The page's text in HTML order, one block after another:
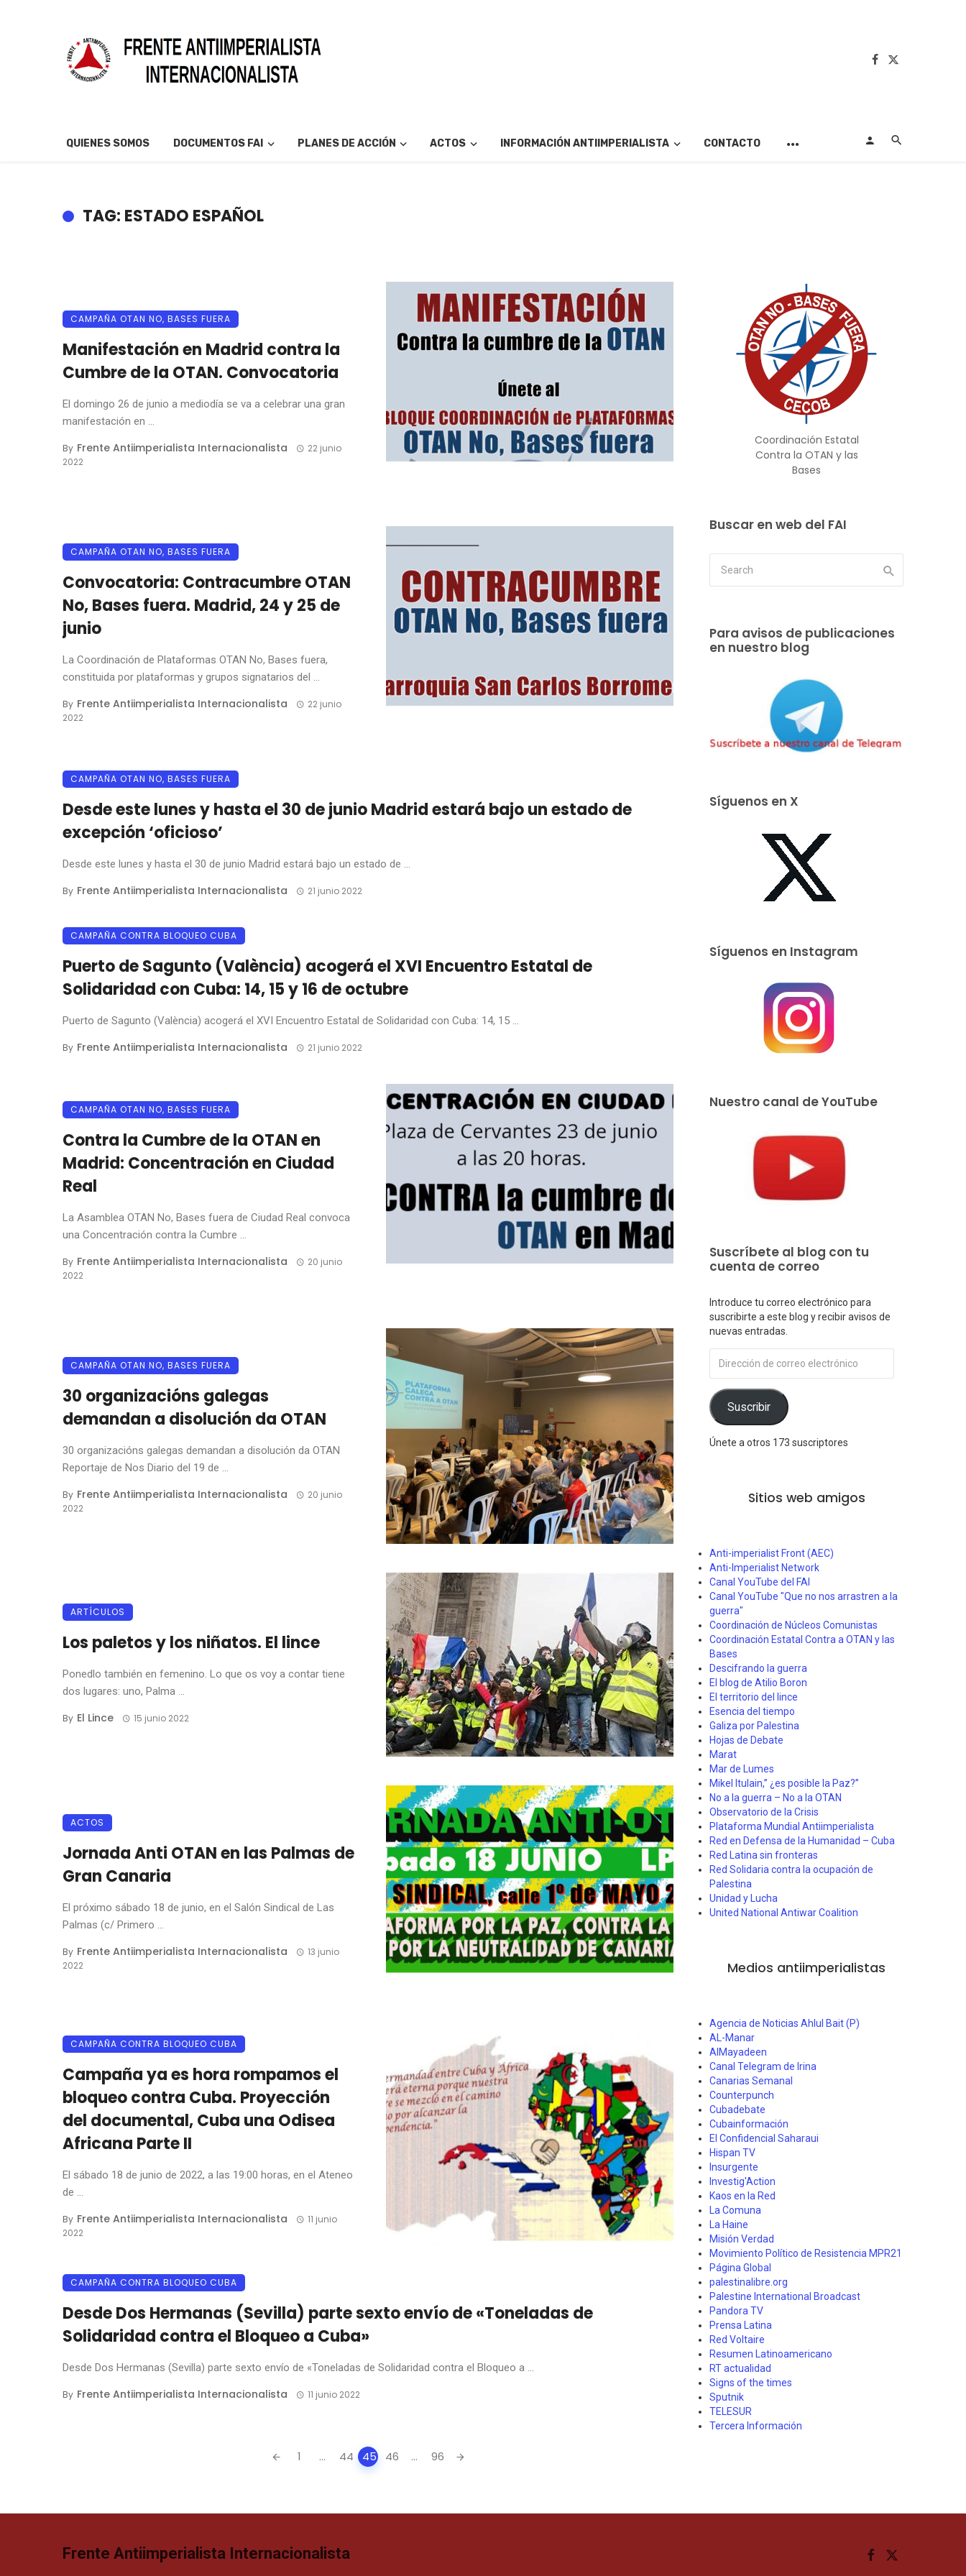
QUIENES SOMOS DOCUMENTOS FAI PLANES DE ACCIÓN ACTOS INFORMACIÓN ANTIIMPERIALISTA CONTACTO
TAG: ESTADO ESPAÑOL
CAMPAÑA OTAN NO, BASES FUERA
Manifestación en Madrid contra la
Cumbre de la OTAN. Convocatoria
El domingo 26 de junio a mediodía se va a celebrar una gran
manifestación en ...
By Frente Antiimperialista Internacionalista
22 junio
2022
CAMPAÑA OTAN NO, BASES FUERA
Convocatoria: Contracumbre OTAN
No, Bases fuera. Madrid, 24 y 25 de
junio
La Coordinación de Plataformas OTAN No, Bases fuera,
constituida por plataformas y grupos signatarios del ...
By Frente Antiimperialista Internacionalista
22 junio
2022
CAMPAÑA OTAN NO, BASES FUERA
Desde este lunes y hasta el 30 de junio Madrid estará bajo un estado de
excepción ‘oficioso’
Desde este lunes y hasta el 30 de junio Madrid estará bajo un estado de ...
By Frente Antiimperialista Internacionalista 21 junio 2022
CAMPAÑA CONTRA BLOQUEO CUBA
Puerto de Sagunto (València) acogerá el XVI Encuentro Estatal de
Solidaridad con Cuba: 14, 15 y 16 de octubre
Puerto de Sagunto (València) acogerá el XVI Encuentro Estatal de Solidaridad con Cuba: 14, 15 ...
By Frente Antiimperialista Internacionalista 21 junio 2022
CAMPAÑA OTAN NO, BASES FUERA
Contra la Cumbre de la OTAN en
Madrid: Concentración en Ciudad
Real
La Asamblea OTAN No, Bases fuera de Ciudad Real convoca
una Concentración contra la Cumbre ...
By Frente Antiimperialista Internacionalista
20 junio
2022
CAMPAÑA OTAN NO, BASES FUERA
30 organizacións galegas
demandan a disolución da OTAN
30 organizacións galegas demandan a disolución da OTAN
Reportaje de Nos Diario del 19 de ...
By Frente Antiimperialista Internacionalista
20 junio
2022
ARTÍCULOS
Los paletos y los niñatos. El lince
Ponedlo también en femenino. Lo que os voy a contar tiene
dos lugares: uno, Palma ...
By El Lince 15 junio 2022
ACTOS
Jornada Anti OTAN en las Palmas de
Gran Canaria
El próximo sábado 18 de junio, en el Salón Sindical de Las
Palmas (c/ Primero ...
By Frente Antiimperialista Internacionalista
13 junio
2022
CAMPAÑA CONTRA BLOQUEO CUBA
Campaña ya es hora rompamos el
bloqueo contra Cuba. Proyección
del documental, Cuba una Odisea
Africana Parte II
El sábado 18 de junio de 2022, a las 19:00 horas, en el Ateneo
de ...
By Frente Antiimperialista Internacionalista
11 junio
2022
CAMPAÑA CONTRA BLOQUEO CUBA
Desde Dos Hermanas (Sevilla) parte sexto envío de «Toneladas de
Solidaridad contra el Bloqueo a Cuba»
Desde Dos Hermanas (Sevilla) parte sexto envío de «Toneladas de Solidaridad contra el Bloqueo a ...
By Frente Antiimperialista Internacionalista 11 junio 2022
1 ... 44 45 46 ... 96
Coordinación Estatal
Contra la OTAN y las
Bases
Buscar en web del FAI
Para avisos de publicaciones
en nuestro blog
Síguenos en X
Síguenos en Instagram
Nuestro canal de YouTube
Suscríbete al blog con tu
cuenta de correo
Introduce tu correo electrónico para
suscribirte a este blog y recibir avisos de
nuevas entradas.
de
electrónico
Suscribir
Únete a otros 173 suscriptores
Sitios web amigos
Anti-imperialist Front (AEC)
Anti-Imperialist Network
Canal YouTube del FAI
Canal YouTube "Que no nos arrastren a la
guerra"
Coordinación de Núcleos Comunistas
Coordinación Estatal Contra a OTAN y las
Bases
Descifrando la guerra
El blog de Atilio Boron
El territorio del lince
Esencia del tiempo
Galiza por Palestina
Hojas de Debate
Marat
Mar de Lumes
Mikel Itulain,” ¿es posible la Paz?”
No a la guerra – No a la OTAN
Observatorio de la Crisis
Plataforma Mundial Antiimperialista
Red en Defensa de la Humanidad – Cuba
Red Latina sin fronteras
Red Solidaria contra la ocupación de
Palestina
Unidad y Lucha
United National Antiwar Coalition
Medios antiimperialistas
Agencia de Noticias Ahlul Bait (P)
AL-Manar
AlMayadeen
Canal Telegram de Irina
Canarias Semanal
Counterpunch
Cubadebate
Cubainformación
El Confidencial Saharaui
Hispan TV
Insurgente
Investig'Action
Kaos en la Red
La Comuna
La Haine
Misión Verdad
Movimiento Político de Resistencia MPR21
Página Global
palestinalibre.org
Palestine International Broadcast
Pandora TV
Prensa Latina
Red Voltaire
Resumen Latinoamericano
RT actualidad
Signs of the times
Sputnik
TELESUR
Tercera Información
Frente Antiimperialista Internacionalista